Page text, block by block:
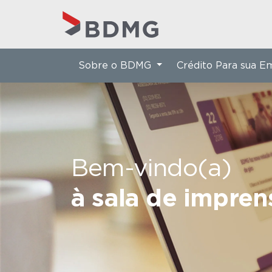
Bem-vindo(a)
à sala de
Sobre o BDMG Crédito Para sua